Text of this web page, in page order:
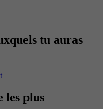
tu auras
les plus